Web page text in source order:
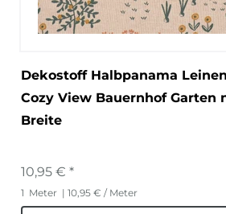
Dekostoff Halbpanama
Cozy View Bauernhof Garten
Breite
10,95 € *
1 Meter | 10,95 € / Meter